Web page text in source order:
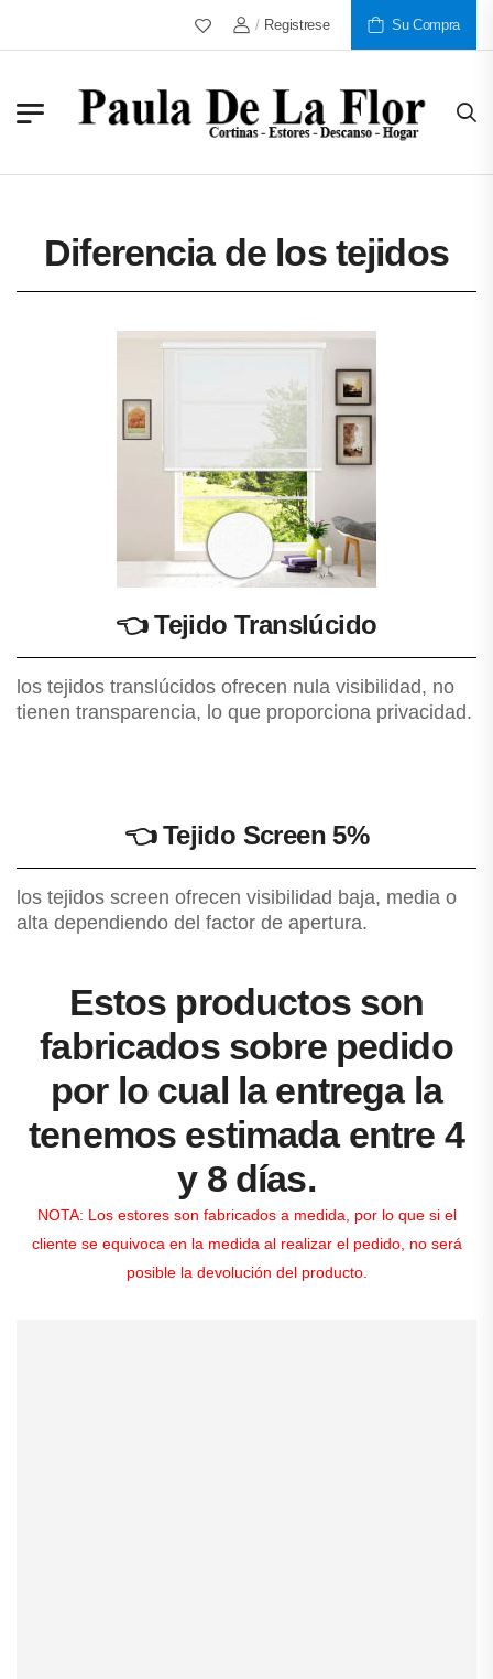
Más De 30 Años Al Servicio De
/ Registrese Su Compra
Diferencia de los tejidos
👈Tejido Translúcido
los tejidos translúcidos ofrecen nula visibilidad, no
tienen transparencia, lo que proporciona privacidad.
👈Tejido Screen 5%
los tejidos screen ofrecen visibilidad baja, media o
alta dependiendo del factor de apertura.
Estos productos son
fabricados sobre pedido
por lo cual la entrega la
tenemos estimada entre 4
y 8 días.
NOTA: Los estores son fabricados a medida, por lo que si el
cliente se equivoca en la medida al realizar el pedido, no será
posible la devolución del producto.